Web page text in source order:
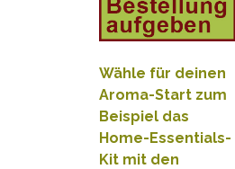
Wähle für deinen
Aroma-Start zum
Beispiel das
Home-Essentials-
Kit mit den